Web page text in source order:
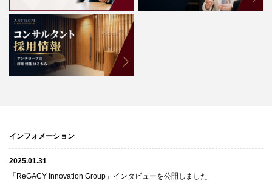
インフォメーション
2025.01.31
「ReGACY Innovation Group」インタビューを公開しました